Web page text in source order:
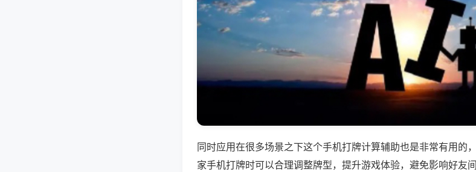
同时应用在很多场景之下这个手机打牌计算辅助也是非常有用的
家手机打牌时可以合理调整牌型，提升游戏体验，避免影响好友间